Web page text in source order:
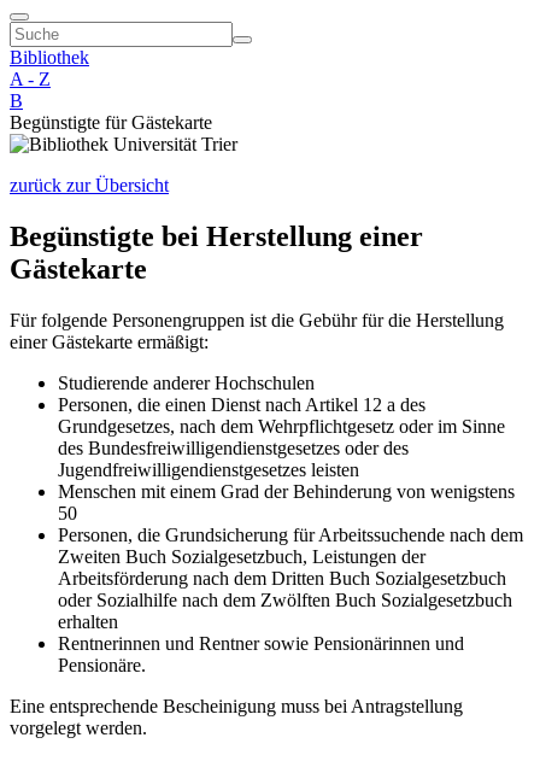
Bibliothek
A - Z
B
Begünstigte für Gästekarte
zurück zur Übersicht
Begünstigte bei Herstellung einer
Gästekarte
Für folgende Personengruppen ist die Gebühr für die Herstellung
einer Gästekarte ermäßigt:
Studierende anderer Hochschulen
Personen, die einen Dienst nach Artikel 12 a des
Grundgesetzes, nach dem Wehrpflichtgesetz oder im Sinne
des Bundesfreiwilligendienstgesetzes oder des
Jugendfreiwilligendienstgesetzes leisten
Menschen mit einem Grad der Behinderung von wenigstens
50
Personen, die Grundsicherung für Arbeitssuchende nach dem
Zweiten Buch Sozialgesetzbuch, Leistungen der
Arbeitsförderung nach dem Dritten Buch Sozialgesetzbuch
oder Sozialhilfe nach dem Zwölften Buch Sozialgesetzbuch
erhalten
Rentnerinnen und Rentner sowie Pensionärinnen und
Pensionäre.
Eine entsprechende Bescheinigung muss bei Antragstellung
vorgelegt werden.